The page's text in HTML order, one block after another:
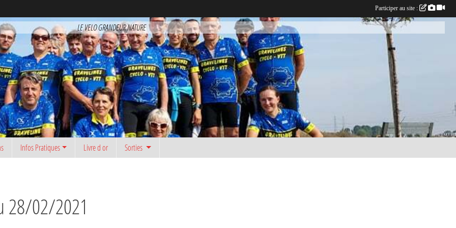
LE VELO GRANDEUR NATURE
Infos Pratiques Livre d or Sorties
28/02/2021
Participer au site :